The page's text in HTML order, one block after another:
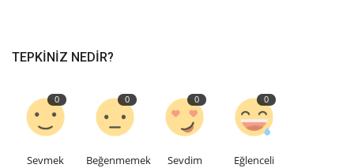
TEPKINIZ NEDIR?
0
Sevmek
0
Beğenmemek
0
Sevdim
0
Eğlenceli